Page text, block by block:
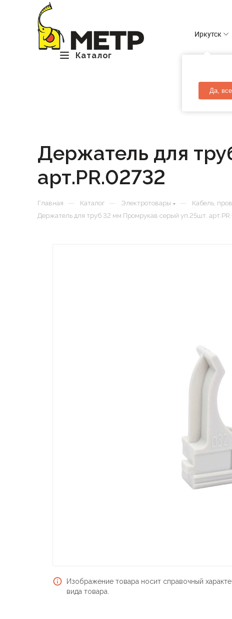
Каталог
Иркутск
Да,
Держатель для
арт.PR.02732
Главная — Каталог — Электротовары — Кабель,
Держатель для труб 32 мм Промрукав серый уп.25шт.
Изображение товара носит справочный
вида товара.